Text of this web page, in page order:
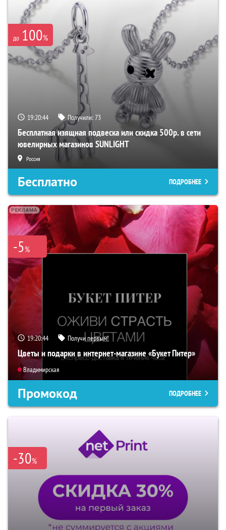
до 100%
19:20:43 Получили:73
Бесплатная изящная подвеска или скидка 500р. в сети
ювелирных магазинов SUNLIGHT
Россия
Бесплатно ПОДРОБНЕЕ
-5%
19:20:43 Получи первым!
Цветы и подарки в интернет-магазине «Букет Питер»
Владимирская
Промокод ПОДРОБНЕЕ
-30%